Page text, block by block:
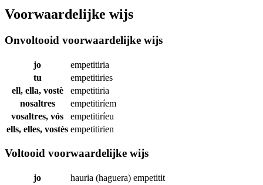
Voorwaardelijke wijs
Onvoltooid voorwaardelijke wijs
jo
empetitiria
tu
empetitiries
ell, ella, vostè
empetitiria
nosaltres
empetitiríem
vosaltres, vós
empetitiríeu
ells, elles, vostès empetitirien
Voltooid voorwaardelijke wijs
jo hauria (haguera) empetitit